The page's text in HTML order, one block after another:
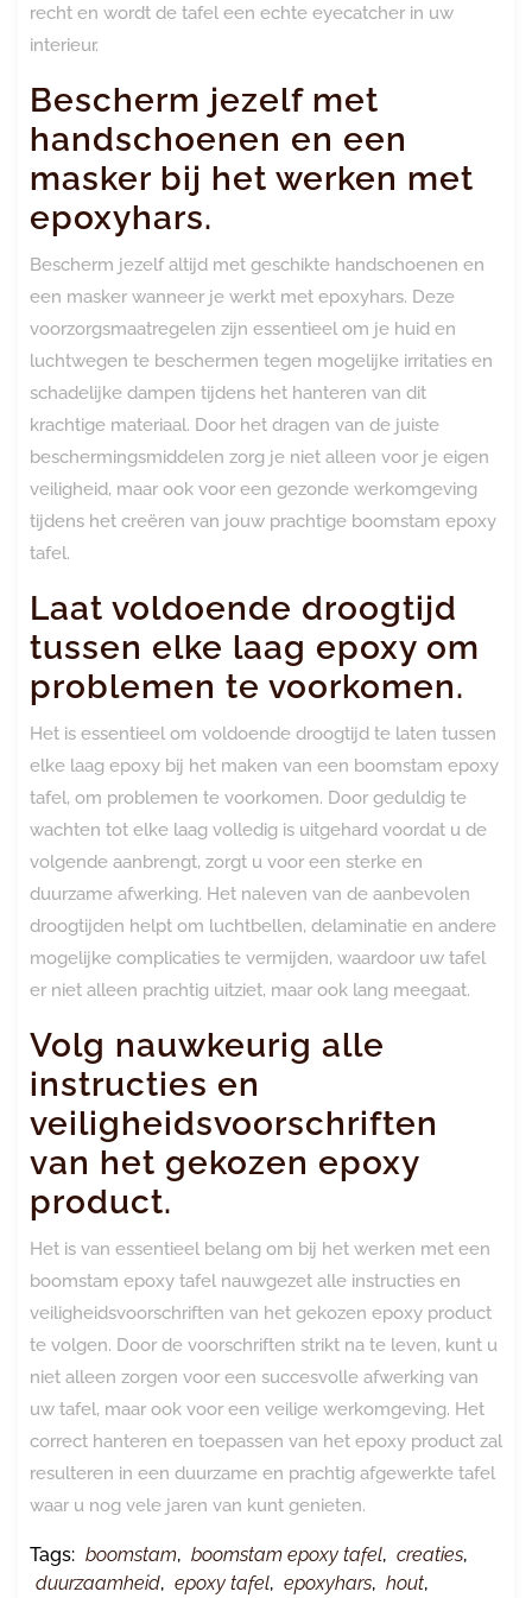
recht en wordt de tafel een echte eyecatcher in uw
interieur.
Bescherm jezelf met
handschoenen en een
masker bij het werken met
epoxyhars.
Bescherm jezelf altijd met geschikte handschoenen en
een masker wanneer je werkt met epoxyhars. Deze
voorzorgsmaatregelen zijn essentieel om je huid en
luchtwegen te beschermen tegen mogelijke irritaties en
schadelijke dampen tijdens het hanteren van dit
krachtige materiaal. Door het dragen van de juiste
beschermingsmiddelen zorg je niet alleen voor je eigen
veiligheid, maar ook voor een gezonde werkomgeving
tijdens het creëren van jouw prachtige boomstam epoxy
tafel.
Laat voldoende droogtijd
tussen elke laag epoxy om
problemen te voorkomen.
Het is essentieel om voldoende droogtijd te laten tussen
elke laag epoxy bij het maken van een boomstam epoxy
tafel, om problemen te voorkomen. Door geduldig te
wachten tot elke laag volledig is uitgehard voordat u de
volgende aanbrengt, zorgt u voor een sterke en
duurzame afwerking. Het naleven van de aanbevolen
droogtijden helpt om luchtbellen, delaminatie en andere
mogelijke complicaties te vermijden, waardoor uw tafel
er niet alleen prachtig uitziet, maar ook lang meegaat.
Volg nauwkeurig alle
instructies en
veiligheidsvoorschriften
van het gekozen epoxy
product.
Het is van essentieel belang om bij het werken met een
boomstam epoxy tafel nauwgezet alle instructies en
veiligheidsvoorschriften van het gekozen epoxy product
te volgen. Door de voorschriften strikt na te leven, kunt u
niet alleen zorgen voor een succesvolle afwerking van
uw tafel, maar ook voor een veilige werkomgeving. Het
correct hanteren en toepassen van het epoxy product zal
resulteren in een duurzame en prachtig afgewerkte tafel
waar u nog vele jaren van kunt genieten.
Tags: boomstam, boomstam epoxy tafel, creaties,
duurzaamheid, epoxy tafel, epoxyhars, hout,